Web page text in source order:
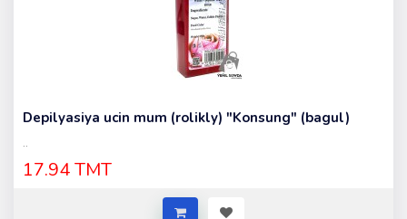
Depilyasiya ucin mum (rolikly) "Konsung" (bagul)
..
17.94 TMT